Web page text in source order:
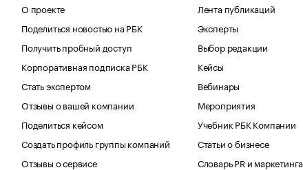
О проекте
Поделиться новостью на РБК
Получить пробный доступ
Корпоративная подписка РБК
Стать экспертом
Отзывы о вашей компании
Поделиться кейсом
Создать профиль группы компаний
Отзывы о сервисе
Лента публикаций
Эксперты
Выбор редакции
Кейсы
Вебинары
Мероприятия
Учебник РБК Компании
Статьи о бизнесе
Словарь PR и маркетинга